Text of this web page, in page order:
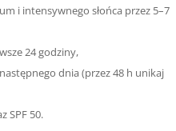
i intensywnego słońca przez 5–7
24 godziny,
dnia (przez 48 h unikaj
SPF 50.